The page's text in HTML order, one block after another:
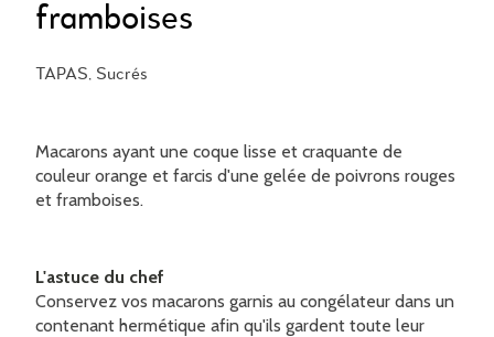
LES COCKTAILS
CERTIFICATS-CADEAUX
ENGLISH
framboises
TAPAS, Sucrés
Macarons ayant une coque lisse et craquante de
couleur orange et farcis d'une gelée de poivrons rouges
et framboises.
L'astuce du chef
Conservez vos macarons garnis au congélateur dans un
contenant hermétique afin qu'ils gardent toute leur